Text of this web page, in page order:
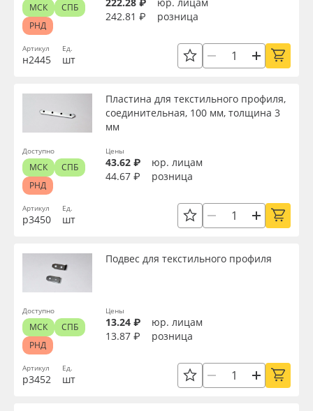
Артикул
н2445
Ед.
шт
242.81 ₽
розница
МСК
СПБ
РНД
Артикул
р3450
Пластина для текстильного профиля,
соединительная, 100 мм, толщина 3
мм
Ед.
шт
Цены
43.62 ₽
юр. лицам
44.67 ₽
розница
Доступно
МСК
СПБ
РНД
Артикул
р3452
Подвес для текстильного профиля
Ед.
шт
Цены
13.24 ₽
юр. лицам
13.87 ₽
розница
Доступно
МСК
СПБ
РНД